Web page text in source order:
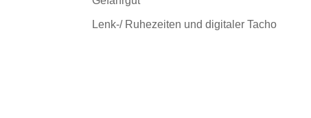
Lenk-/ Ruhezeiten und digitaler Tacho